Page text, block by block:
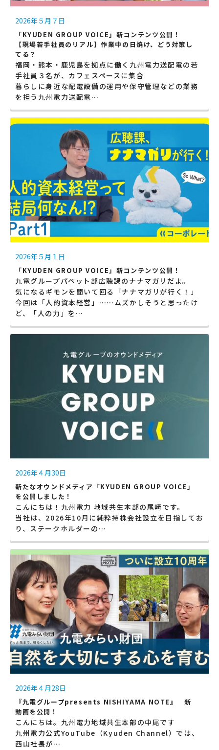
2026年５月７日
「KYUDEN GROUP VOICE」新コンテンツ公開！
【現場若手社員のリアル】作業中の日焼け、どう対策し
てる？
福岡・熊本・鹿児島を拠点に働く九州電力送配電の若
手社員３名が、カフェスペースに集合
暮らしに身近な配電設備の運用や保守管理などの業務
を担う九州電力送配電…
2026年５月１日
「KYUDEN GROUP VOICE」新コンテンツ公開！
九電グループパペット部広聴課のナナマガリだよ。
気になるギモンを聞いて回る「ナナマガリが行く！」
今回は「人的資本経営」……ムズかしそうと思ったけ
ど、「人の力」を…
2026年４月30日
新たなオウンドメディア「KYUDEN GROUP VOICE」
を公開しました！
こんにちは！九州電力 地域共生本部の尾﨑です。
当社は、2026年10月に純粋持株会社設立を目指してお
り、ステークホルダーの…
2026年４月28日
『九電グループpresents NISHIYAMA NOTE』 新
動画を公開！
こんにちは。九州電力地域共生本部の中尾です
九州電力公式YouTube（Kyuden Channel）では、
西山社長が…